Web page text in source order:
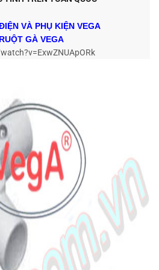
VÀ PHỤ KIỆN VEGA
GÀ VEGA